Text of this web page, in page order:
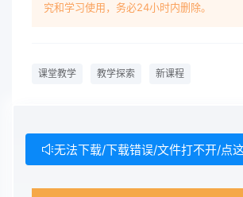
究和学习使用，务必24小时内删除。
课堂教学 教学探索 新课程
无法下载/下载错误/文件打不开/点